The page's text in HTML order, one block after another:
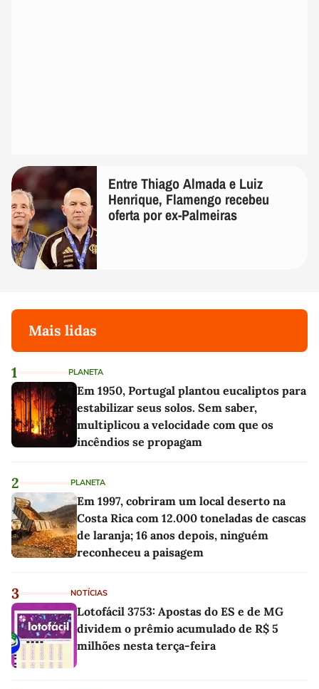
Entre Thiago Almada e Luiz
Henrique, Flamengo recebeu
oferta por ex-Palmeiras
Mais lidas
1 PLANETA
Em 1950, Portugal plantou eucaliptos para
estabilizar seus solos. Sem saber,
multiplicou a velocidade com que os
incêndios se propagam
2 PLANETA
Em 1997, cobriram um local deserto na
Costa Rica com 12.000 toneladas de cascas
de laranja; 16 anos depois, ninguém
reconheceu a paisagem
3 NOTÍCIAS
Lotofácil 3753: Apostas do ES e de MG
dividem o prêmio acumulado de R$ 5
milhões nesta terça-feira